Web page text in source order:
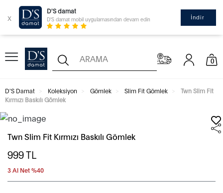
x
D'S damat
D'S damat mobil uygulamasından devam edin İndir
0
D'S Damat Koleksiyon Gömlek Slim Fit Gömlek
Twn Slim Fit
Kırmızı Baskılı Gömlek
Twn Slim Fit Kırmızı Baskılı Gömlek
999TL
3 Al Net %40